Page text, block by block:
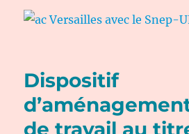
Dispositif
de travail au